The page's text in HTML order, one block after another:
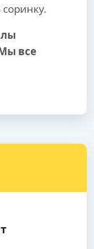
все